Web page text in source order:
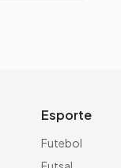
Esporte
Futebol